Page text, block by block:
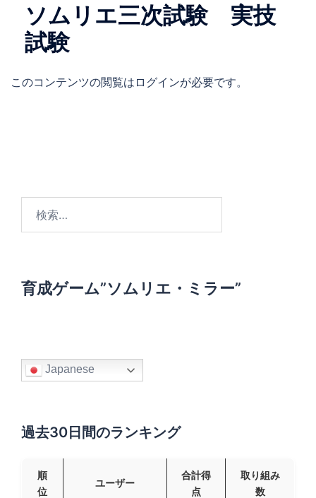
ソムリエ三次試験 実技
試験
このコンテンツの閲覧はログインが必要です。
ペ
り
育成ゲーム”ソムリエ・ミラー”
Japanese
過去30日間のランキング
順
位
ユーザー
合計得
点
取り組み
数